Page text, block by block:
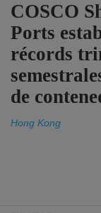
COSCO
Ports
récords
de
Hong Kong